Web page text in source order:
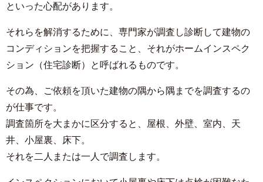
といった心配があります。
それらを解消するために、専門家が調査し診断して建物の
コンディションを把握すること、それがホームインスペク
ション（住宅診断）と呼ばれるものです。
その為、ご依頼を頂いた建物の隅から隅までを調査するの
が仕事です。
調査箇所を大まかに区分すると、屋根、外壁、室内、天
井、小屋裏、床下。
それを二人または一人で調査します。